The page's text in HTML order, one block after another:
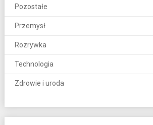
Pozostałe
Przemysł
Rozrywka
Technologia
Zdrowie i uroda